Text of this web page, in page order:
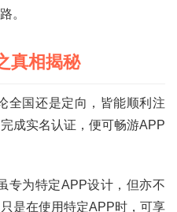
。
真相揭秘
全国还是定向，皆能顺利注
成实名认证，便可畅游APP
专为特定APP设计，但亦不
是在使用特定APP时，可享